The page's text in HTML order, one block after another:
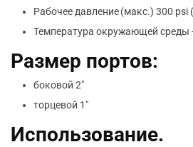
Рабочее давление (макс.) 300 psi
Температура окружающей среды
Размер портов:
боковой 2″
торцевой 1″
Использование.